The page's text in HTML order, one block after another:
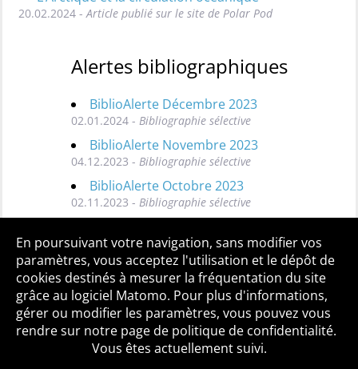
20.02.2024 - Article publié sur le site de Polar Pod
Alertes bibliographiques
BiblioAlerte Décembre 2023
02.01.2024 - Bibliographie sélective
BiblioAlerte Novembre 2023
04.12.2023 - Bibliographie sélective
BiblioAlerte Octobre 2023
02.11.2023 - Bibliographie sélective
Toutes les BiblioAlertes
Qui sommes-nous ? Mentions légales
Accessibilité
Politique de confidentialité
Contact
En poursuivant votre navigation, sans modifier vos
paramètres, vous acceptez l'utilisation et le dépôt de
cookies destinés à mesurer la fréquentation du site
grâce au logiciel Matomo. Pour plus d'informations,
gérer ou modifier les paramètres, vous pouvez vous
rendre sur notre page de politique de confidentialité.
Vous êtes actuellement suivi.